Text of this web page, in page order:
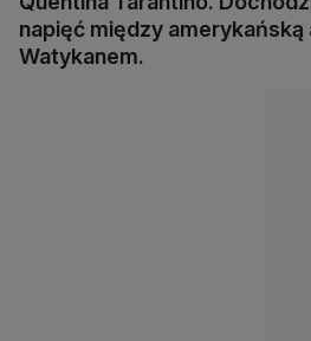
napięć między amerykańską
Watykanem.